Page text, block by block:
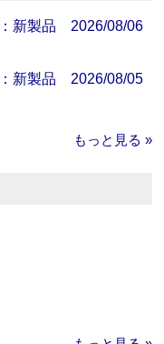
新製品 2026/08/06
新製品 2026/08/05
もっと見る »